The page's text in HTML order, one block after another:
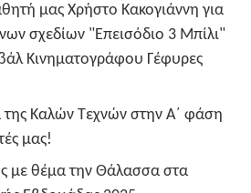
μας Χρήστο Κακογιάννη για
σχεδίων "Επεισόδιο 3 Μπίλι"
Κινηματογράφου Γέφυρες
της Καλών Τεχνών στην Α΄ φάση
μας!
με θέμα την Θάλασσα στα